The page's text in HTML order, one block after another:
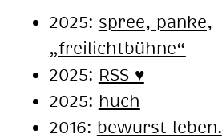
2025: spree, panke,
„freilichtbühne“
2025: RSS ♥️
2025: huch
2016: be­wurst le­ben.